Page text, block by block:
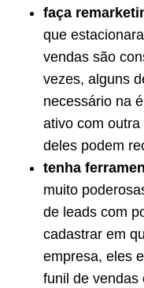
faça
que
vendas são
vezes, alguns
necessário na
ativo com
deles podem
tenha
muito
de leads com
cadastrar em
empresa, eles
funil de vendas